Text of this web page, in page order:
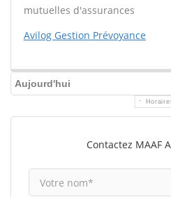
mutuelles d'assurances
Avilog Gestion Prévoyance
Aujourd'hui
Contactez MAAF